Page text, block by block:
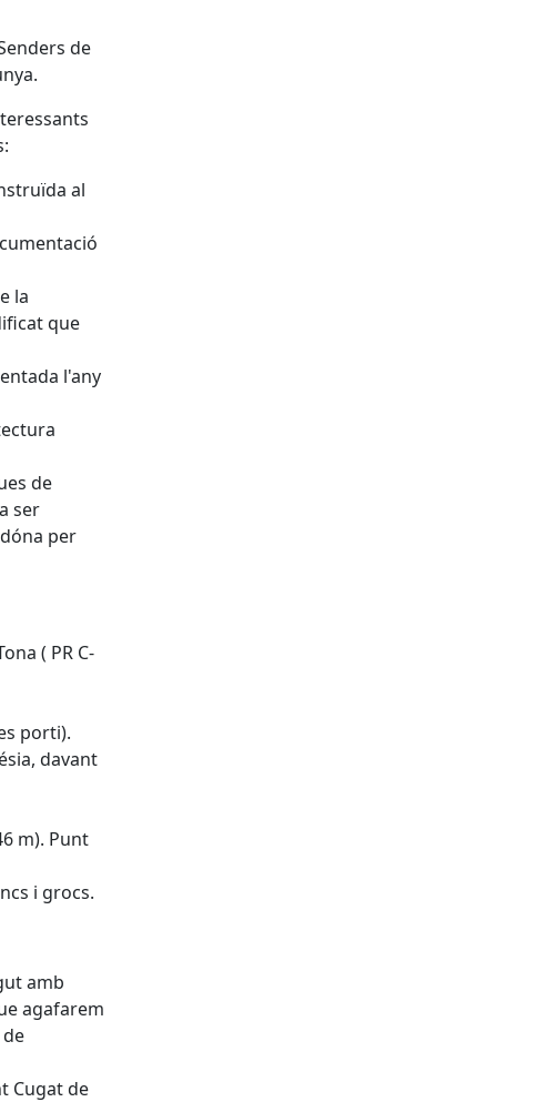
de
al
la
que
l'any
de
ser
per
( PR C-
porti).
davant
m). Punt
i grocs.
amb
agafarem
Cugat de